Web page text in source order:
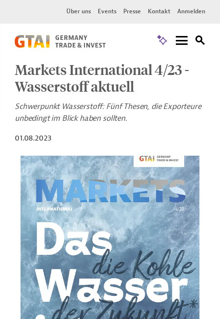
Über uns Events Presse Kontakt Anmelden
Markets International 4/23 -
Wasserstoff aktuell
Schwerpunkt Wasserstoff: Fünf Thesen, die Exporteure
unbedingt im Blick haben sollten.
01.08.2023